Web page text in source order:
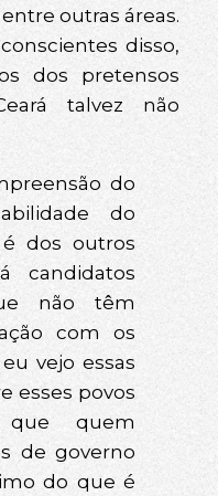
outras áreas.
disso,
dos pretensos
talvez não
do
do
dos outros
candidatos
não têm
com os
vejo essas
esses povos
quem
de governo
do que é